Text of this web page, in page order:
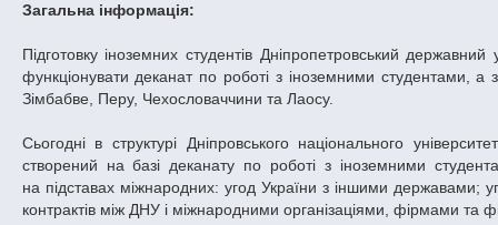
Загальна інформація:
Підготовку іноземних студентів Дніпропетровський
функціонувати деканат по роботі з іноземними студентами,
Зімбабве, Перу, Чехословаччини та Лаосу.
Сьогодні в структурі Дніпровського національного
створений на базі деканату по роботі з іноземними
на підставах міжнародних: угод України з іншими державами;
контрактів між ДНУ і міжнародними організаціями, фірмами та